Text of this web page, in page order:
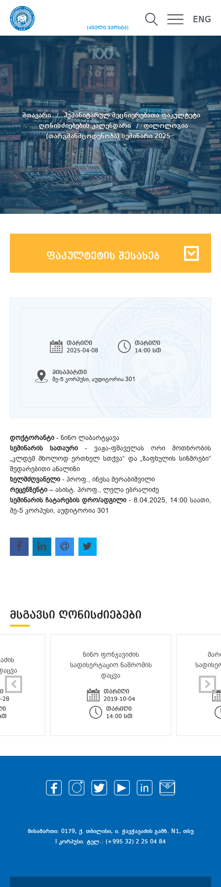
(ძველი ვერსია)
ENG
მთავარი
ჰუმანიტარულ მეცნიერებათა ფაკულტეტი
ღონისძიებების კალენდარი
ფილოლოგია
(თარგმანმცოდენობა) სემინარი 2025
ფაკულტეტის შესახებ
თარიღი
2025-04-08
თარიღი
14:00 სთ
მისამართი
მე-5 კორპუსი, აუდიტორია 301
დოქტორანტი - ნინო ლაბარტყავა
სემინარის სათაური - ვაჟა-ფშაველას ორი მოთხრობის
„კლდემ მხოლოდ ერთხელ სთქვა“ და „ზაფხულის სიზმრები“
შედარებითი ანალიზი
ხელმძღვანელი - პროფ., ინესა მერაბიშვილი
რეცენზენტი – ასისტ. პროფ., ლელა ებრალიძე
სემინარის ჩატარების დრო/ადგილი - 8.04.2025, 14:00 საათი,
მე-5 კორპუსი, აუდიტორია 301
ᲛᲡᲒᲐᲕᲡᲘ ᲦᲝᲜᲘᲡᲫᲘᲔᲑᲔᲑᲘ
28
ნინო ფონჯავიძის
სადისერტაციო ნაშრომის
დაცვა
თარიღი
2019-10-04
თარიღი
14:00 სთ
მისამართი: 0179, ქ. თბილისი, ი. ჭავჭავაძის გამზ. N1, თსუ
I კორპუსი. ტელ.: (+995 32) 2 25 04 84